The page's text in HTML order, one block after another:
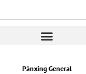
Pànxing General